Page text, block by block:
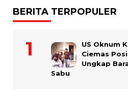
BERITA TERPOPULER
US Oknum
Ciemas
Ungkap
Sabu